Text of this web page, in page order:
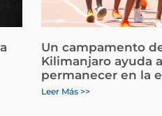
Un campamento
Kilimanjaro ayuda
permanecer en la
Leer Más >>